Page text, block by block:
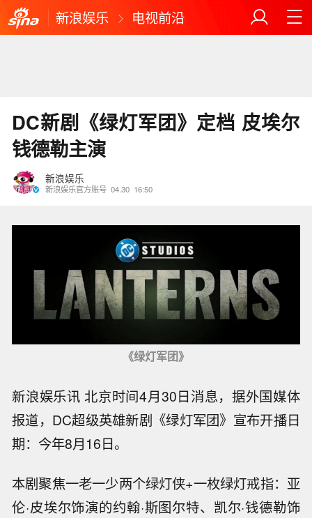
新浪娱乐 电视前沿
DC新剧《绿灯军团》定档 皮埃尔
钱德勒主演
新浪娱乐
新浪娱乐官方账号 04.30 16:50
《绿灯军团》
新浪娱乐讯 北京时间4月30日消息，据外国媒体
报道，DC超级英雄新剧《绿灯军团》宣布开播日
期：今年8月16日。
本剧聚焦一老一少两个绿灯侠+一枚绿灯戒指：亚
伦·皮埃尔饰演的约翰·斯图尔特、凯尔·钱德勒饰